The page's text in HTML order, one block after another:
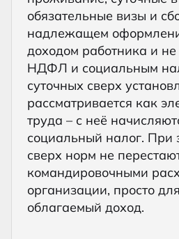
обязательные визы и
надлежащем
доходом работника и не
НДФЛ и социальным
суточных сверх
рассматривается как
труда – с неё
социальный налог. При
сверх норм не
командировочными
организации, просто
облагаемый доход.